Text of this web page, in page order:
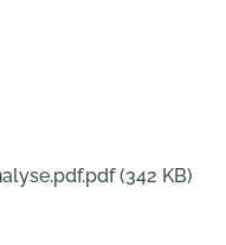
(342 KB)